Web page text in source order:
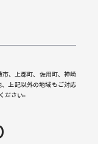
、上郡町、佐用町、神崎
上記以外の地域もご対応
ださい。